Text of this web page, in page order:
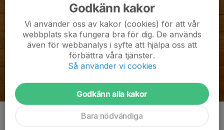
Godkänn kakor
Vi använder oss av kakor (cookies) för att vår
webbplats ska fungera bra för dig. De används
även för webbanalys i syfte att hjälpa oss att
förbättra våra tjänster.
Så använder vi cookies
Godkänn alla kakor
Bara nödvändiga